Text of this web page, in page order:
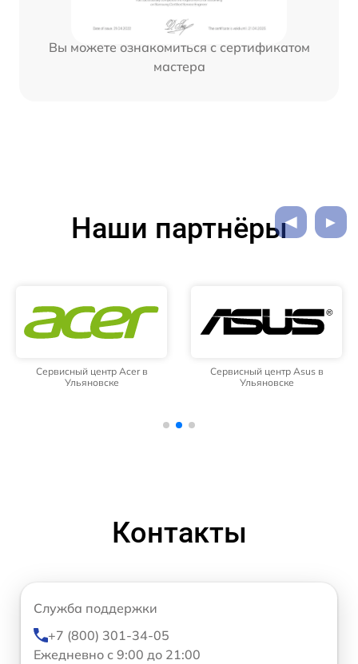
Вы можете ознакомиться с сертификатом
мастера
Наши партнёры
Сервисный центр Acer в
Ульяновске
Сервисный центр Asus в
Ульяновске
Контакты
Служба поддержки
+7 (800) 301-34-05
Ежедневно с 9:00 до 21:00